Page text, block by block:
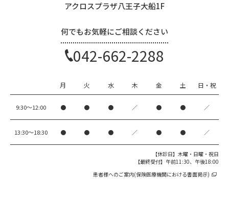
アクロスプラザ八王子大船1F
何でもお気軽にご相談ください
042-662-2288
月 火 水 木 金 土 日・祝
9:30〜12:00 ● ● ● ／ ● ● ／
13:30〜18:30 ● ● ● ／ ● ● ／
【休診日】木曜・日曜・祝日
【最終受付】午前11:30、午後18:00
患者様へのご案内(保険医療機関における書面掲示)